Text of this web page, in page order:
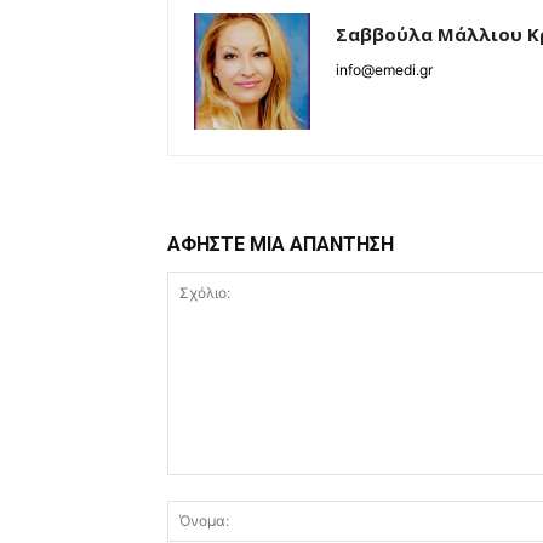
Σαββούλα Μάλλιου
info@emedi.gr
ΑΦΗΣΤΕ ΜΙΑ ΑΠΑΝΤΗΣΗ